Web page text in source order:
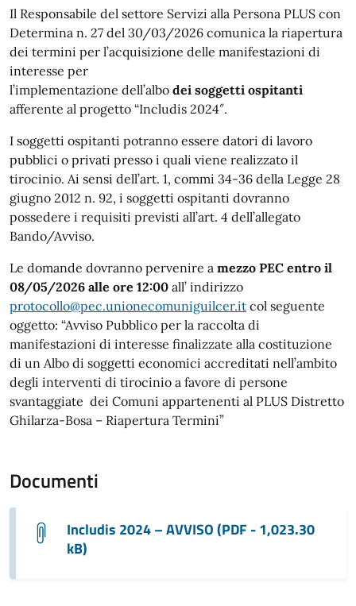
Il Responsabile del settore Servizi alla Persona PLUS con
Determina n. 27 del 30/03/2026 comunica la riapertura
dei termini per l’acquisizione delle manifestazioni di
interesse per
l’implementazione dell’albo dei soggetti ospitanti
afferente al progetto “Includis 2024″.
I soggetti ospitanti potranno essere datori di lavoro
pubblici o privati presso i quali viene realizzato il
tirocinio. Ai sensi dell’art. 1, commi 34-36 della Legge 28
giugno 2012 n. 92, i soggetti ospitanti dovranno
possedere i requisiti previsti all’art. 4 dell’allegato
Bando/Avviso.
Le domande dovranno pervenire a mezzo PEC entro il
08/05/2026 alle ore 12:00 all’ indirizzo
protocollo@pec.unionecomuniguilcer.it col seguente
oggetto: “Avviso Pubblico per la raccolta di
manifestazioni di interesse finalizzate alla costituzione
di un Albo di soggetti economici accreditati nell’ambito
degli interventi di tirocinio a favore di persone
svantaggiate dei Comuni appartenenti al PLUS Distretto
Ghilarza-Bosa – Riapertura Termini”
Documenti
Includis 2024 – AVVISO (PDF - 1,023.30
kB)